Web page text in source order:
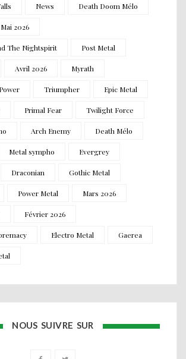
News Death Doom Mélo
Mai 2026
The Nightspirit Post Metal
Avril 2026 Myrath
Triumpher Epic Metal
Primal Fear Twilight Force
Arch Enemy Death Mélo
Metal sympho Evergrey
Draconian Gothic Metal
Power Metal Mars 2026
Février 2026
Electro Metal Gaerea
NOUS SUIVRE SUR